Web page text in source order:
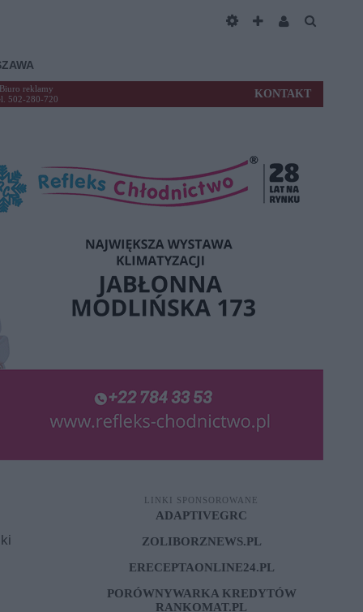
Biuro reklamy
502-280-720
KONTAKT
LINKI SPONSOROWANE
ADAPTIVEGRC
ZOLIBORZNEWS.PL
ERECEPTAONLINE24.PL
PORÓWNYWARKA KREDYTÓW
RANKOMAT.PL